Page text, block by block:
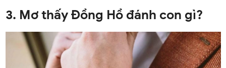
3. Mơ thấy Đồng Hồ đánh con gì?